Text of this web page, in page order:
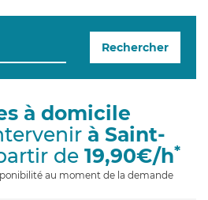
n
g
Rechercher
à domicile
à Saint-
de 19,90€/h*
au moment de la demande